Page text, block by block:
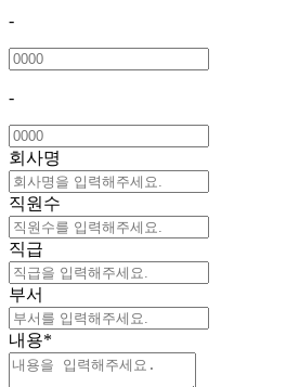
-
-
회사명
직원수
직급
부서
내용*